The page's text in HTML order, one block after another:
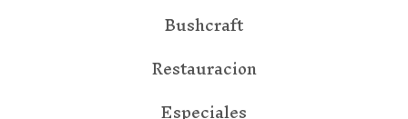
Bushcraft
Restauracion